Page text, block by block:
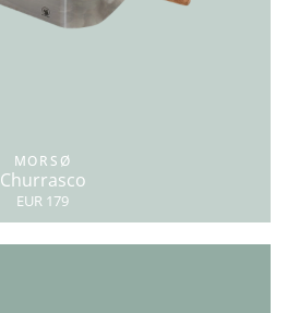
MORSØ
Churrasco
EUR 179